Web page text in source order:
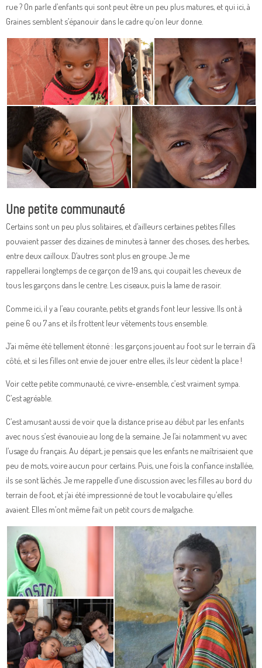
rue ? On parle d’enfants qui sont peut être un peu plus matures, et qui ici, à
Graines semblent s’épanouir dans le cadre qu’on leur donne.
Une petite communauté
Certains sont un peu plus solitaires, et d’ailleurs certaines petites filles
pouvaient passer des dizaines de minutes à tanner des choses, des herbes,
entre deux cailloux. D’autres sont plus en groupe. Je me
rappellerai longtemps de ce garçon de 19 ans, qui coupait les cheveux de
tous les garçons dans le centre. Les ciseaux, puis la lame de rasoir.
Comme ici, il y a l’eau courante, petits et grands font leur lessive. Ils ont à
peine 6 ou 7 ans et ils frottent leur vêtements tous ensemble.
J’ai même été tellement étonné : les garçons jouent au foot sur le terrain d’à
côté, et si les filles ont envie de jouer entre elles, ils leur cèdent la place !
Voir cette petite communauté, ce vivre-ensemble, c’est vraiment sympa.
C’est agréable.
C’est amusant aussi de voir que la distance prise au début par les enfants
avec nous s’est évanouie au long de la semaine. Je l’ai notamment vu avec
l’usage du français. Au départ, je pensais que les enfants ne maîtrisaient que
peu de mots, voire aucun pour certains. Puis, une fois la confiance installée,
ils se sont lâchés. Je me rappelle d’une discussion avec les filles au bord du
terrain de foot, et j’ai été impressionné de tout le vocabulaire qu’elles
avaient. Elles m’ont même fait un petit cours de malgache.